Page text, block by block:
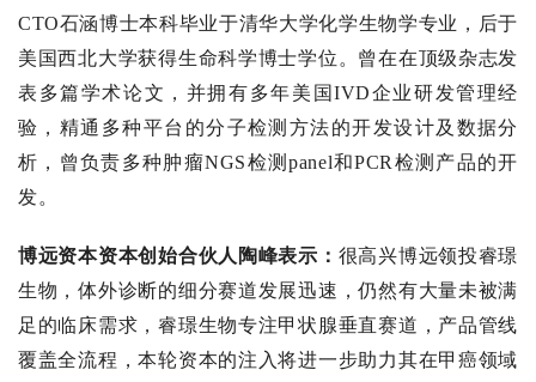
CTO石涵博士本科毕业于清华大学化学生物学专业，后于
美国西北大学获得生命科学博士学位。曾在在顶级杂志发
表多篇学术论文，并拥有多年美国IVD企业研发管理经
验，精通多种平台的分子检测方法的开发设计及数据分
析，曾负责多种肿瘤NGS检测panel和PCR检测产品的开
发。
博远资本资本创始合伙人陶峰表示： 很高兴博远领投睿璟
生物，体外诊断的细分赛道发展迅速，仍然有大量未被满
足的临床需求，睿璟生物专注甲状腺垂直赛道，产品管线
覆盖全流程，本轮资本的注入将进一步助力其在甲癌领域